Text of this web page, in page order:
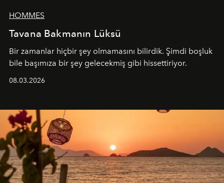
HOMMES
Tavana Bakmanın Lüksü
Bir zamanlar hiçbir şey olmamasını bilirdik. Şimdi boşluk
bile başımıza bir şey gelecekmiş gibi hissettiriyor.
08.03.2026